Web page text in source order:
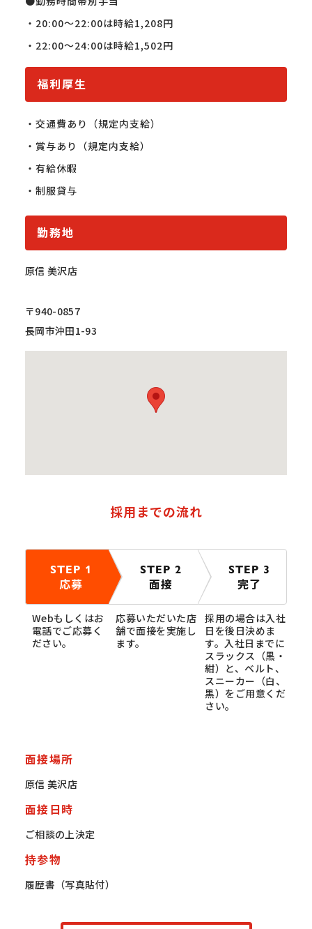
・20:00～22:00は時給1,208円
・22:00～24:00は時給1,502円
福利厚生
・交通費あり（規定内支給）
・賞与あり（規定内支給）
・有給休暇
・制服貸与
勤務地
原信 美沢店
〒940-0857
長岡市沖田1-93
採用までの流れ
STEP 1
応募
Webもしくはお
電話でご応募く
ださい。
STEP 2
面接
応募いただいた店
舗で面接を実施し
ます。
STEP 3
完了
採用の場合は入社
日を後日決めま
す。入社日までに
スラックス（黒・
紺）と、ベルト、
スニーカー（白、
黒）をご用意くだ
さい。
面接場所
原信 美沢店
面接日時
ご相談の上決定
持参物
履歴書（写真貼付）